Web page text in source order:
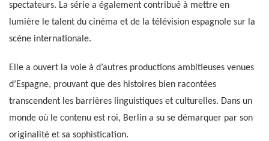
spectateurs. La série a également contribué à mettre en
lumière le talent du cinéma et de la télévision espagnole sur la
scène internationale.
Elle a ouvert la voie à d’autres productions ambitieuses venues
d’Espagne, prouvant que des histoires bien racontées
transcendent les barrières linguistiques et culturelles. Dans un
monde où le contenu est roi, Berlin a su se démarquer par son
originalité et sa sophistication.